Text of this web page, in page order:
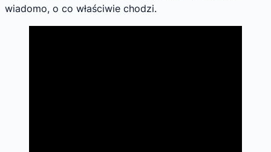
wiadomo, o co właściwie chodzi.